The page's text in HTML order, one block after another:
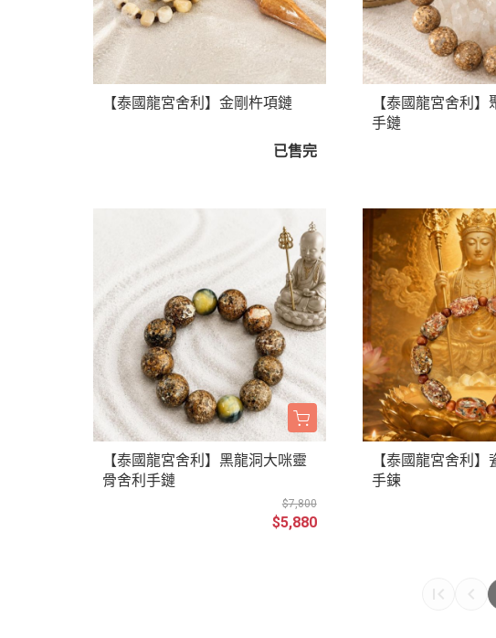
【泰國龍宮舍利】金剛杵項鏈
已售完
【泰國龍宮舍利】
手鏈
【泰國龍宮舍利】黑龍洞大咪靈
骨舍利手鏈
$7,800
$5,880
【泰國龍宮舍利
手鍊